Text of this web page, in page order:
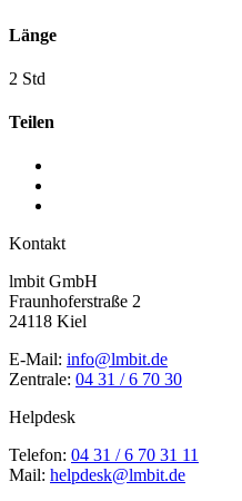
Länge
2 Std
Teilen
Kontakt
lmbit GmbH
Fraunhoferstraße 2
24118 Kiel
E-Mail: info@lmbit.de
Zentrale: 04 31 / 6 70 30
Helpdesk
Telefon: 04 31 / 6 70 31 11
Mail: helpdesk@lmbit.de